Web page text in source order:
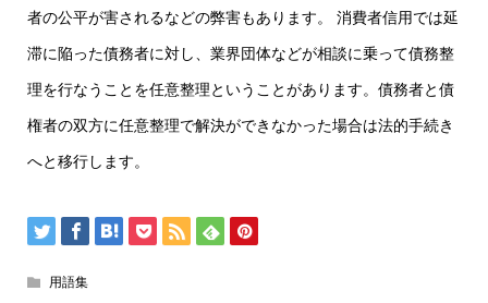
者の公平が害されるなどの弊害もあります。 消費者信用では延
滞に陥った債務者に対し、業界団体などが相談に乗って債務整
理を行なうことを任意整理ということがあります。債務者と債
権者の双方に任意整理で解決ができなかった場合は法的手続き
へと移行します。
用語集